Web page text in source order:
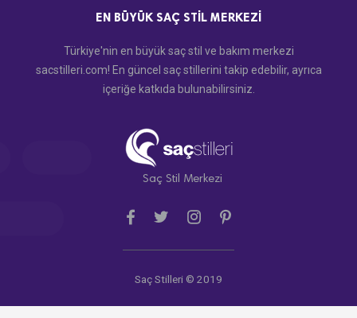
EN BÜYÜK SAÇ STIL MERKEZI
Türkiye'nin en büyük saç stil ve bakım merkezi
sacstilleri.com! En güncel saç stillerini takip edebilir, ayrıca
içeriğe katkıda bulunabilirsiniz.
Saç Stil Merkezi
Saç Stilleri © 2019